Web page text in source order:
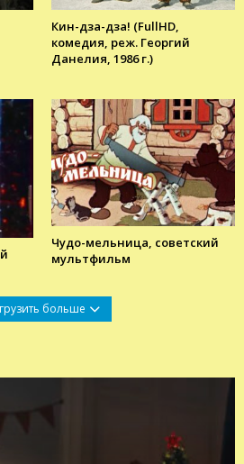
Кин-дза-дза! (FullHD,
комедия, реж. Георгий
Данелия, 1986 г.)
Чудо-мельница, советский
мультфильм
больше